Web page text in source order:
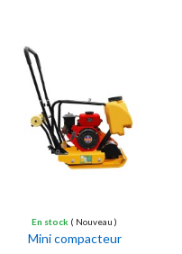
Ajouter au panier
En stock ( Nouveau )
Mini compacteur